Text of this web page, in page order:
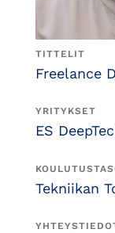
TITTELIT
Freelance
YRITYKSET
ES
Tekniikan